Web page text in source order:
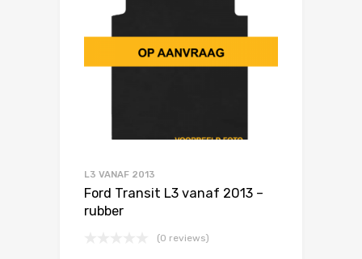
L3 VANAF 2013
Ford Transit L3 vanaf 2013 –
rubber
(0 reviews)